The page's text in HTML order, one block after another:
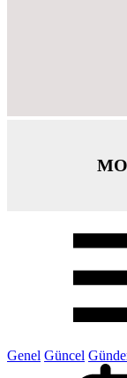
Genel Güncel